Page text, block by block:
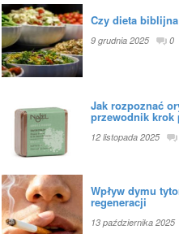
Czy dieta
9 grudnia 2025 0
Jak rozpoznać
przewodnik krok
12 listopada 2025
Wpływ dymu
regeneracji
13 października 2025